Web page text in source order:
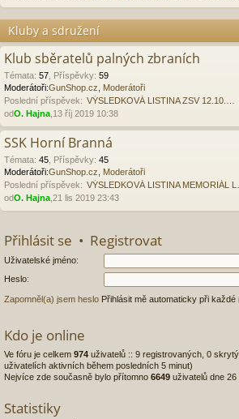
Kluby a sdružení
Klub sběratelů palných zbraních
Témata: 57 Příspěvky: 59
Moderátoři:GunShop.cz
Moderátoři
Poslední příspěvek: VÝSLEDKOVÁ LISTINA ZSV 12.10.…
odO. Hajna ,13 říj 2019 10:38
SSK Horní Branná
Témata: 45 Příspěvky: 45
Moderátoři:GunShop.cz
Moderátoři
Poslední příspěvek: VÝSLEDKOVÁ LISTINA MEMORIÁL
odO. Hajna ,21 lis 2019 23:43
Přihlásit se • Registrovat
Uživatelské jméno:
Heslo:
Zapomněl(a) jsem heslo Přihlásit mě automaticky při každé
Kdo je online
Ve fóru je celkem 974 uživatelů :: 9 registrovaných, 0
uživatelích aktivních během posledních 5 minut)
Nejvíce zde současně bylo přítomno 6649 uživatelů dne
Statistiky